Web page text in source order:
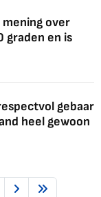
over
graden en is
gebaar
heel gewoon